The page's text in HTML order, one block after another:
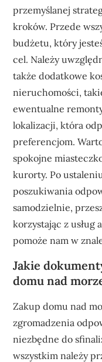
przemyślanej
kroków. Przede
budżetu, który
cel. Należy
także dodatkowe
nieruchomości,
ewentualne
lokalizacji, która
preferencjom.
spokojne
kurorty. Po
poszukiwania
samodzielnie,
korzystając z
pomoże nam w
Jakie
domu nad
Zakup domu nad
zgromadzenia
niezbędne do
wszystkim należy